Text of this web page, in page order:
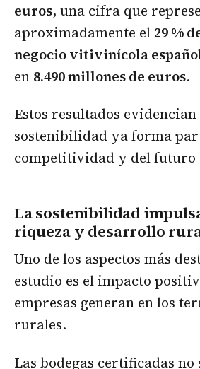
euros, una cifra que
aproximadamente el 29 %
negocio vitivinícola
en 8.490 millones de euros.
Estos resultados evidencian
sostenibilidad ya forma
competitividad y del futuro
La sostenibilidad
riqueza y desarrollo
Uno de los aspectos más
estudio es el impacto
empresas generan en los
rurales.
Las bodegas certificadas